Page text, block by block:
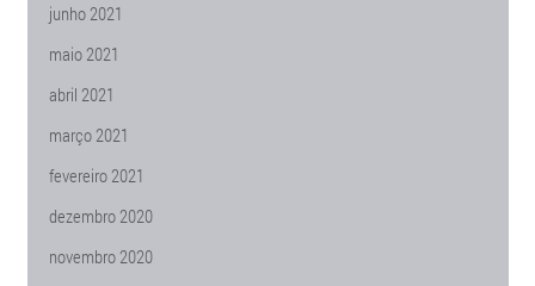
junho 2021
maio 2021
abril 2021
março 2021
fevereiro 2021
dezembro 2020
novembro 2020